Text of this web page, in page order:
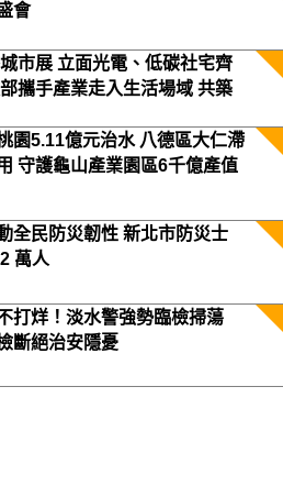
會
市展 立面光電、低碳社宅齊
攜手產業走入生活場域 共築
園5.11億元治水 八德區大仁滯
守護龜山產業園區6千億產值
全民防災韌性 新北市防災士
萬人
打烊！淡水警強勢臨檢掃蕩
斷絕治安隱憂